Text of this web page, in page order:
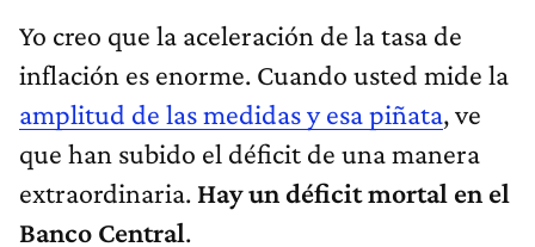
Yo creo que la aceleración de la tasa de
inflación es enorme. Cuando usted mide la
amplitud de las medidas y esa piñata, ve
que han subido el déficit de una manera
extraordinaria. Hay un déficit mortal en el
Banco Central.